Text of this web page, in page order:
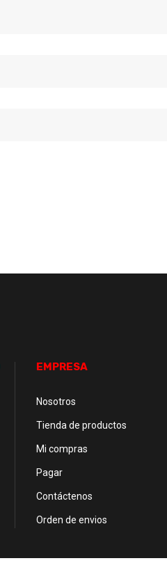
EMPRESA
Nosotros
Tienda de productos
Mi compras
Pagar
Contáctenos
Orden de envios